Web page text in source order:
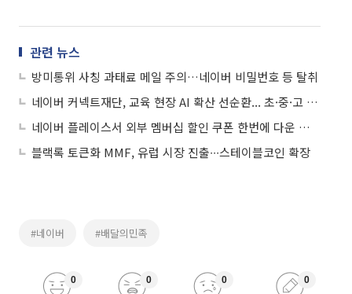
관련 뉴스
방미통위 사칭 과태료 메일 주의…네이버 비밀번호 등 탈취
네이버 커넥트재단, 교육 현장 AI 확산 선순환... 초·중·고 교사 AI 교육 콘텐츠 연구 지원
네이버 플레이스서 외부 멤버십 할인 쿠폰 한번에 다운 받는다
블랙록 토큰화 MMF, 유럽 시장 진출∙∙∙스테이블코인 확장
#네이버 #배달의민족
0 0 0 0